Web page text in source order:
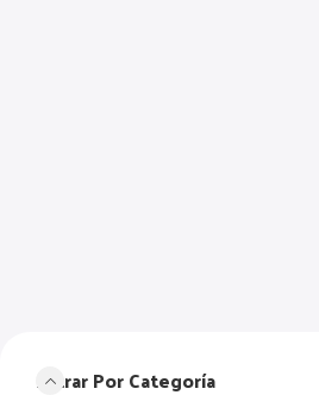
Filtrar Por Categoría